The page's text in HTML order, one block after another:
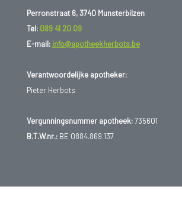
Perronstraat 6, 3740 Munsterbilzen
Tel: 089 41 20 09
E-mail: info@apotheekherbots.be
Verantwoordelijke apotheker:
Pieter Herbots
Vergunningsnummer apotheek:735601
B.T.W.nr.:BE 0884.869.137